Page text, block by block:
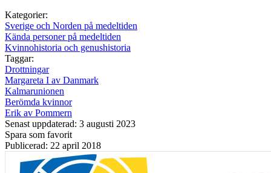
Kategorier:
Sverige och Norden på medeltiden
Kända personer på medeltiden
Kvinnohistoria och genushistoria
Taggar:
Drottningar
Margareta I av Danmark
Kalmarunionen
Berömda kvinnor
Erik av Pommern
Senast uppdaterad: 3 augusti 2023
Spara som favorit
Publicerad: 22 april 2018